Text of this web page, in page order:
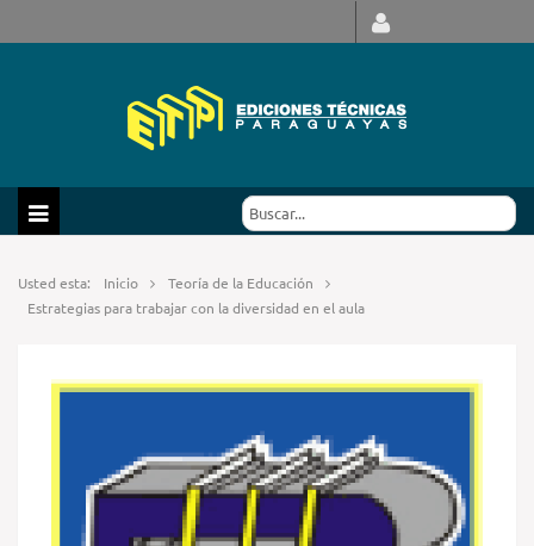
Usted esta: Inicio
Teoría de la Educación
Estrategias para trabajar con la diversidad en el aula